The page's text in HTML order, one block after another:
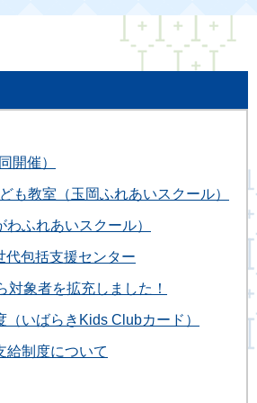
開催）
も教室（玉岡ふれあいスクール）
ふれあいスクール）
代包括支援センター
象者を拡充しました！
いばらきKids Clubカード）
給制度について